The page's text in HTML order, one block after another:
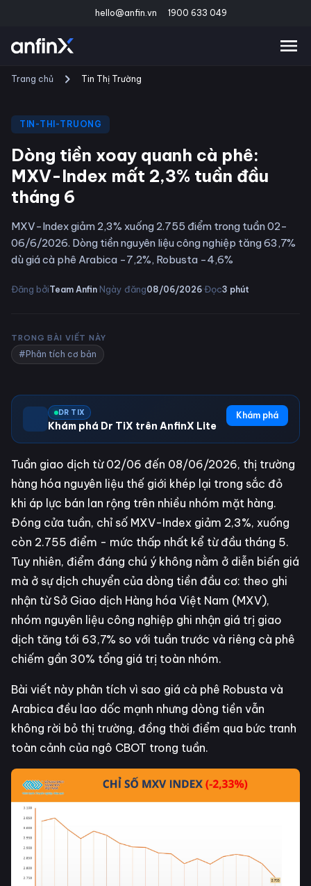
hello@anfin.vn 1900 633 049
Trang chủ Tin Thị Trường
TIN-THI-TRUONG
Dòng tiền xoay quanh cà phê:
MXV-Index mất 2,3% tuần đầu
tháng 6
MXV-Index giảm 2,3% xuống 2.755 điểm trong tuần 02-
06/6/2026. Dòng tiền nguyên liệu công nghiệp tăng 63,7%
dù giá cà phê Arabica -7,2%, Robusta -4,6%
Đăng bởiTeam Anfin·Ngày đăng08/06/2026·Đọc3 phút
TRONG BÀI VIẾT NÀY
#Phân tích cơ bản
DR TIX
Khám phá Dr TiX trên AnfinX Lite
Khám phá
Tuần giao dịch từ 02/06 đến 08/06/2026, thị trường
hàng hóa nguyên liệu thế giới khép lại trong sắc đỏ
khi áp lực bán lan rộng trên nhiều nhóm mặt hàng.
Đóng cửa tuần, chỉ số MXV-Index giảm 2,3%, xuống
còn 2.755 điểm - mức thấp nhất kể từ đầu tháng 5.
Tuy nhiên, điểm đáng chú ý không nằm ở diễn biến giá
mà ở sự dịch chuyển của dòng tiền đầu cơ: theo ghi
nhận từ Sở Giao dịch Hàng hóa Việt Nam (MXV),
nhóm nguyên liệu công nghiệp ghi nhận giá trị giao
dịch tăng tới 63,7% so với tuần trước và riêng cà phê
chiếm gần 30% tổng giá trị toàn nhóm.
Bài viết này phân tích vì sao giá cà phê Robusta và
Arabica đều lao dốc mạnh nhưng dòng tiền vẫn
không rời bỏ thị trường, đồng thời điểm qua bức tranh
toàn cảnh của ngô CBOT trong tuần.